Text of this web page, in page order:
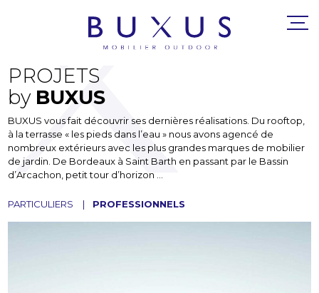
PROJETS
by BUXUS
BUXUS vous fait découvrir ses dernières réalisations. Du rooftop,
à la terrasse « les pieds dans l’eau » nous avons agencé de
nombreux extérieurs avec les plus grandes marques de mobilier
de jardin. De Bordeaux à Saint Barth en passant par le Bassin
d’Arcachon, petit tour d’horizon …
PARTICULIERS PROFESSIONNELS